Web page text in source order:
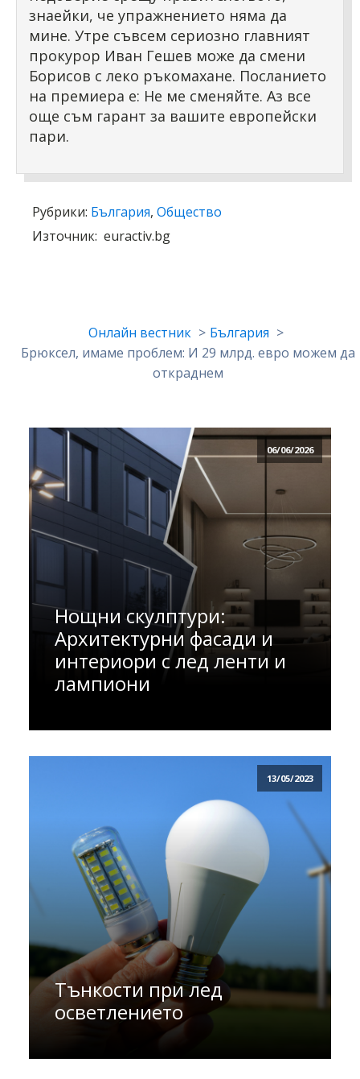
знаейки, че упражнението няма да
мине. Утре съвсем сериозно главният
прокурор Иван Гешев може да смени
Борисов с леко ръкомахане. Посланието
на премиера е: Не ме сменяйте. Аз все
още съм гарант за вашите европейски
пари.
Рубрики: България, Общество
Източник: euractiv.bg
Онлайн вестник
България
Брюксел, имаме проблем: И 29 млрд. евро можем да
откраднем
06/06/2026
Нощни скулптури:
Архитектурни фасади и
интериори с лед ленти и
лампиони
13/05/2023
Тънкости при лед
осветлението